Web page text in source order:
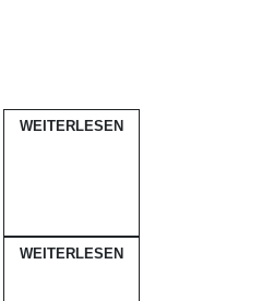
WEITERLESEN
WEITERLESEN